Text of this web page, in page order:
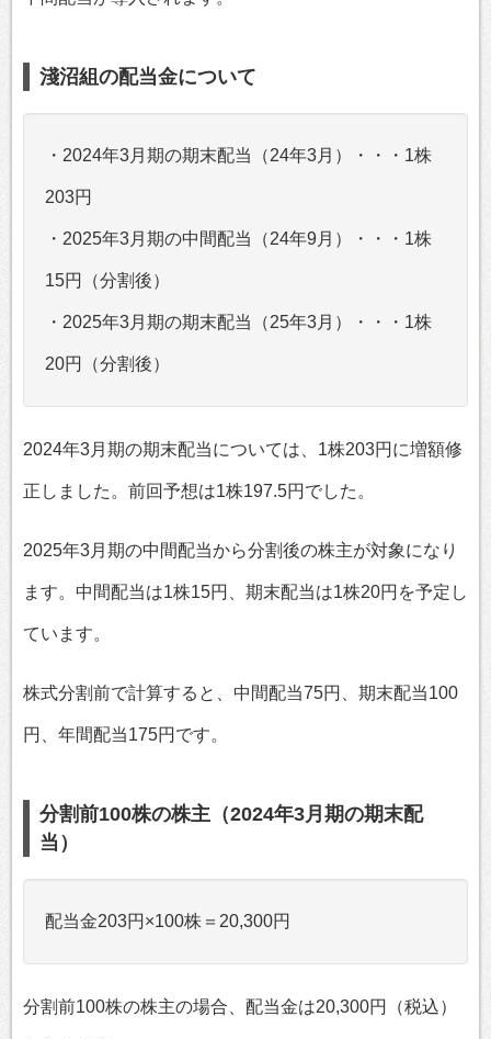
淺沼組の配当金について
・2024年3月期の期末配当（24年3月）・・・1株
203円
・2025年3月期の中間配当（24年9月）・・・1株
15円（分割後）
・2025年3月期の期末配当（25年3月）・・・1株
20円（分割後）
2024年3月期の期末配当については、1株203円に増額修
正しました。前回予想は1株197.5円でした。
2025年3月期の中間配当から分割後の株主が対象になり
ます。中間配当は1株15円、期末配当は1株20円を予定し
ています。
株式分割前で計算すると、中間配当75円、期末配当100
円、年間配当175円です。
分割前100株の株主（2024年3月期の期末配
当）
配当金203円×100株＝20,300円
分割前100株の株主の場合、配当金は20,300円（税込）